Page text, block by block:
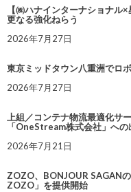
【㈱ハナインターナショナル
更なる強化ねらう
2026年7月27日
東京ミッドタウン八重洲でロ
2026年7月27日
上組／コンテナ物流最適化サ
「OneStream株式会社」へ
2026年7月21日
ZOZO、BONJOUR SAGAN
ZOZO」を提供開始